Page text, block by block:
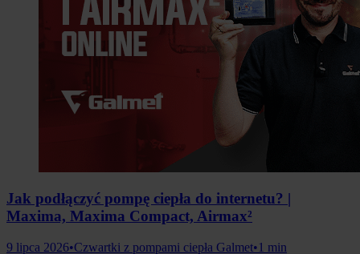
Jak podłączyć pompę ciepła do internetu? |
Maxima, Maxima Compact, Airmax²
9 lipca 2026•Czwartki z pompami ciepła Galmet•1 min